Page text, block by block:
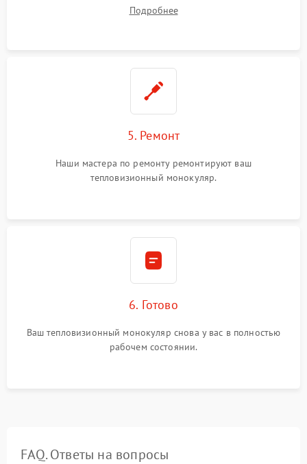
Подробнее
5. Ремонт
Наши мастера по ремонту ремонтируют ваш
тепловизионный монокуляр.
6. Готово
Ваш тепловизионный монокуляр снова у вас в полностью
рабочем состоянии.
FAQ. Ответы на вопросы